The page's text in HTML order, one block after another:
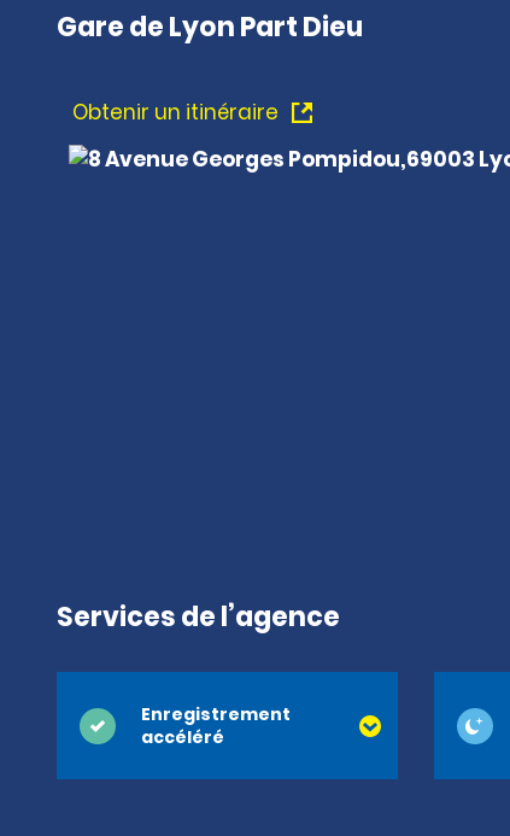
Gare de Lyon Part Dieu
Obtenir un itinéraire
Services de l’agence
Enregistrement
accéléré